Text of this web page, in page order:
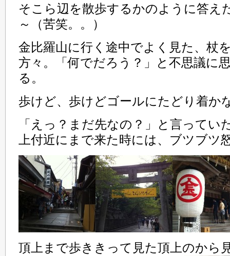
そこら辺を散歩するかのように答
～（苦笑。。）
金比羅山に行く途中でよく見た、杖
方々。「何でだろう？」と不思議に
る。
歩けど、歩けどゴールにたどり着か
「えっ？まだ先なの？」と言ってい
上付近にまで来た時には、ブツブツ
頂上まで歩ききって見た頂上のから